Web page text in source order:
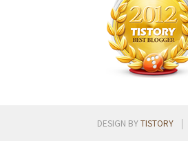
DESIGN BYTISTORY